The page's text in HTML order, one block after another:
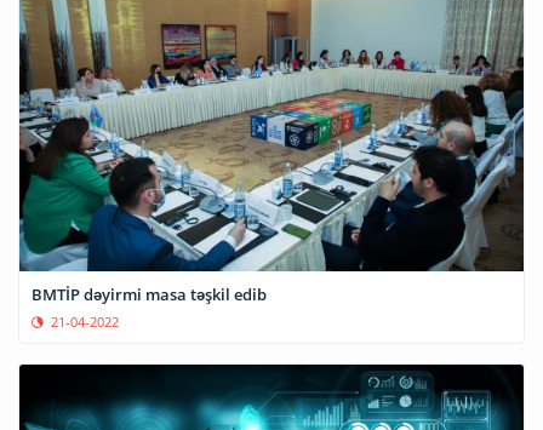
BMTİP dəyirmi masa təşkil edib
21-04-2022